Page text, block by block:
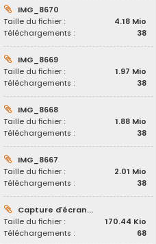
IMG_8670
Taille du fichier :
4.18 Mio
Téléchargements :
38
IMG_8669
Taille du fichier :
1.97 Mio
Téléchargements :
38
IMG_8668
Taille du fichier :
1.88 Mio
Téléchargements :
38
IMG_8667
Taille du fichier :
2.01 Mio
Téléchargements :
38
Capture d’écran...
Taille du fichier :
170.44 Kio
Téléchargements :
68